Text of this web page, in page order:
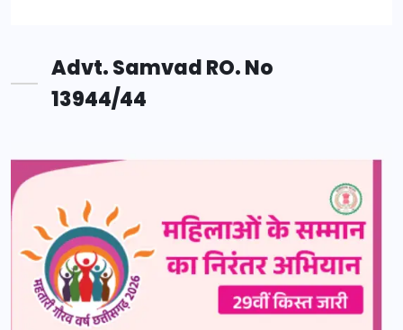
Advt. Samvad RO. No
13944/44